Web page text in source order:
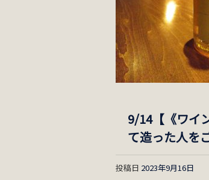
9/14【《ワイ
て造った人を
投稿日 2023年9月16日